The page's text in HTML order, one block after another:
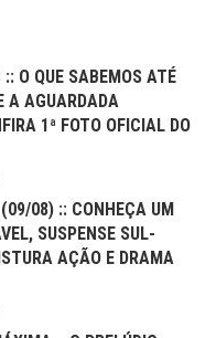
:: O QUE SABEMOS ATÉ
A AGUARDADA
1ª FOTO OFICIAL DO
08) :: CONHEÇA UM
SUSPENSE SUL-
AÇÃO E DRAMA